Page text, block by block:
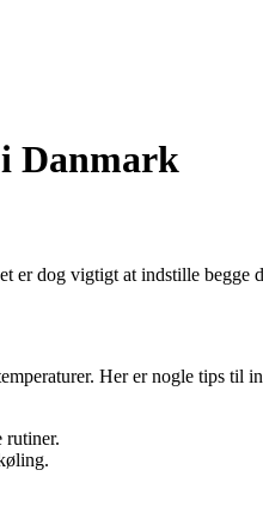
Danmark
dog vigtigt at indstille
Her er nogle tips til
rutiner.